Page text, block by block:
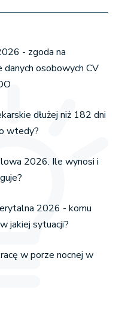
- zgoda na
osobowych CV
dłużej niż 182 dni
wtedy?
2026. Ile wynosi i
2026 - komu
jakiej sytuacji?
w porze nocnej w